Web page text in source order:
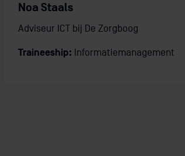
Noa Staals
Adviseur ICT bij De Zorgboog
Traineeship: Informatiemanagement